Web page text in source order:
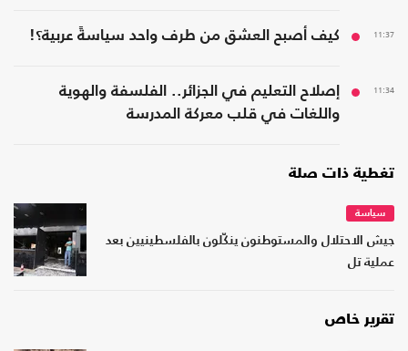
11:37 كيف أصبح العشق من طرف واحد سياسةً عربية؟!
11:34
إصلاح التعليم في الجزائر.. الفلسفة والهوية
واللغات في قلب معركة المدرسة
تغطية ذات صلة
سياسة
جيش الاحتلال والمستوطنون ينكّلون بالفلسطينيين بعد
عملية تل
تقرير خاص